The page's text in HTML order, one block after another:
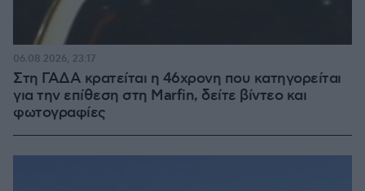
Στη ΓΑΔΑ κρατείται η 46χρονη που κατηγορείται
για την επίθεση στη Marfin, δείτε βίντεο και
φωτογραφίες
06.08.2026, 23:17